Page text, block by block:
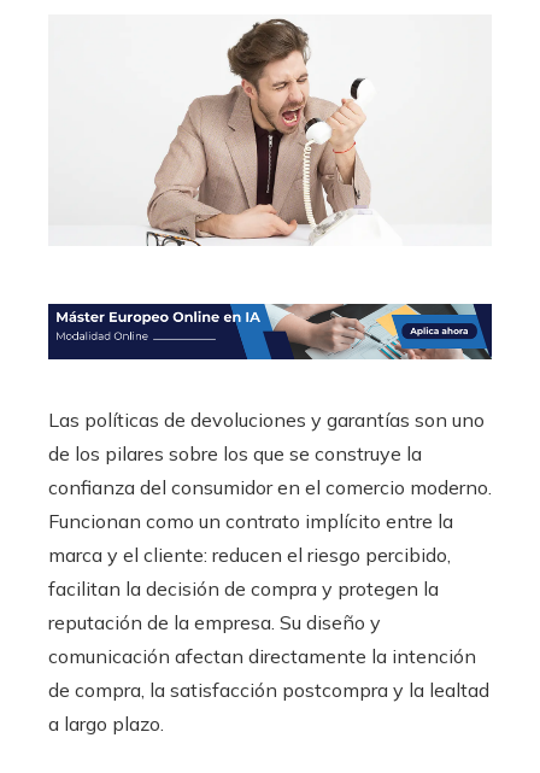
Las políticas de devoluciones y garantías son uno
de los pilares sobre los que se construye la
confianza del consumidor en el comercio moderno.
Funcionan como un contrato implícito entre la
marca y el cliente: reducen el riesgo percibido,
facilitan la decisión de compra y protegen la
reputación de la empresa. Su diseño y
comunicación afectan directamente la intención
de compra, la satisfacción postcompra y la lealtad
a largo plazo.